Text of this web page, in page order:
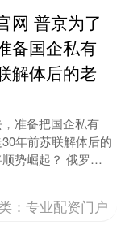
网 普京为了
备国企私有
解体后的老
准备把国企私有
年前苏联解体后的
势崛起？ 俄罗斯
年至2028年的
：专业配资门户